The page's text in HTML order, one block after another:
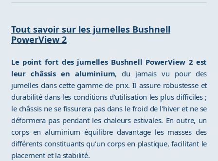
Tout savoir sur les jumelles Bushnell
PowerView 2
Le point fort des jumelles Bushnell PowerView 2 est
leur châssis en aluminium, du jamais vu pour des
jumelles dans cette gamme de prix. Il assure robustesse et
durabilité dans les conditions d'utilisation les plus difficiles ;
le châssis ne se fissurera pas dans le froid de l'hiver et ne se
déformera pas pendant les chaleurs estivales. En outre, un
corps en aluminium équilibre davantage les masses des
différents constituants qu'un corps en plastique, facilitant le
placement et la stabilité.